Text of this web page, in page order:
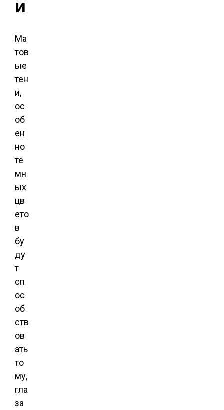
и
Ма
тов
ые
тен
и,
ос
об
ен
но
те
мн
ых
цв
ето
в
бу
ду
т
сп
ос
об
ств
ов
ать
то
му,
гла
за